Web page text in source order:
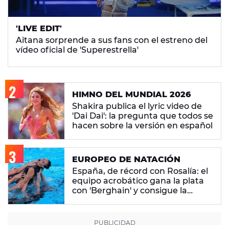
'LIVE EDIT'
Aitana sorprende a sus fans con el estreno del
vídeo oficial de 'Superestrella'
HIMNO DEL MUNDIAL 2026
Shakira publica el lyric video de
'Dai Dai': la pregunta que todos se
hacen sobre la versión en español
EUROPEO DE NATACIÓN
España, de récord con Rosalía: el
equipo acrobático gana la plata
con 'Berghain' y consigue la